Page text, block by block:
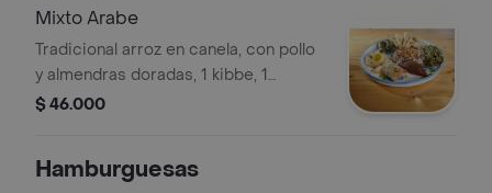
Mixto Arabe
Tradicional arroz en canela, con pollo
y almendras doradas, 1 kibbe, 1
sambousek, 2 indios en hoja de parra,
$ 46.000
Hamburguesas